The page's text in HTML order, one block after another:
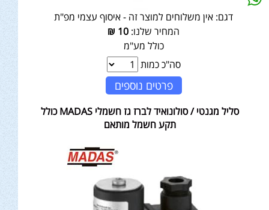
דגם: אין משלוחים למוצר זה - איסוף עצמי מפ"ת
המחיר שלנו: 10
₪
כולל מע"מ
סה"כ כמות
פרטים נוספים
סליל מגנטי / סולונואיד לברז גז חשמלי MADAS כולל
תקע חשמל מותאם